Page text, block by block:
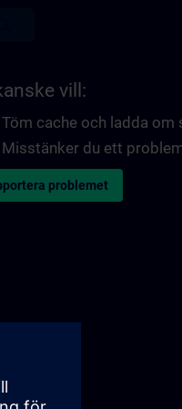
vill:
Töm cache och ladda om
Misstänker du ett
problemet